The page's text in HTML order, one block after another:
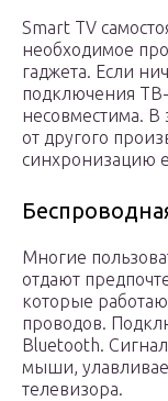
Smart TV
необходимое
гаджета. Если
подключения
несовместима. В
от другого
синхронизацию
Многие
отдают
которые
проводов.
Bluetooth.
мыши,
телевизора.